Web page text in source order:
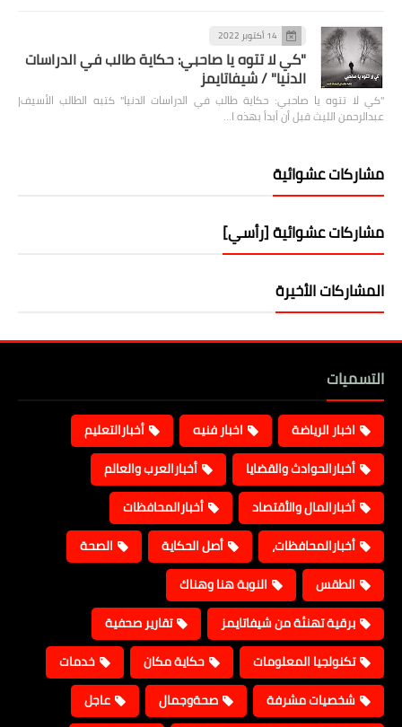
14 أكتوبر 2022
"كي لا تتوه يا صاحبي: حكاية طالب في الدراسات
الدنيا" / شيفاتايمز
"كي لا تتوه يا صاحبي: حكاية طالب في الدراسات الدنيا" كتبه الطالب الأسيف|
عبدالرحمن الليث قبل أن أبدأ بهذه ا…
مشاركات عشوائية
مشاركات عشوائية [رأسي]
المشاركات الأخيرة
التسميات
اخبار الرياضة اخبار فنيه
أخبارالتعليم
أخبارالحوادث والقضايا
أخبارالعرب والعالم
أخبارالمال والأقتصاد
أخبارالمحافظات
أخبارالمحافظات،
أصل الحكاية
الصحة
الطقس
النوبة هنا وهناك
برقية تهنئة من شيفاتايمز
تقارير صحفية
تكنولجيا المعلومات
حكاية مكان
خدمات
شخصيات مشرفة
صحةوجمال
عاجل